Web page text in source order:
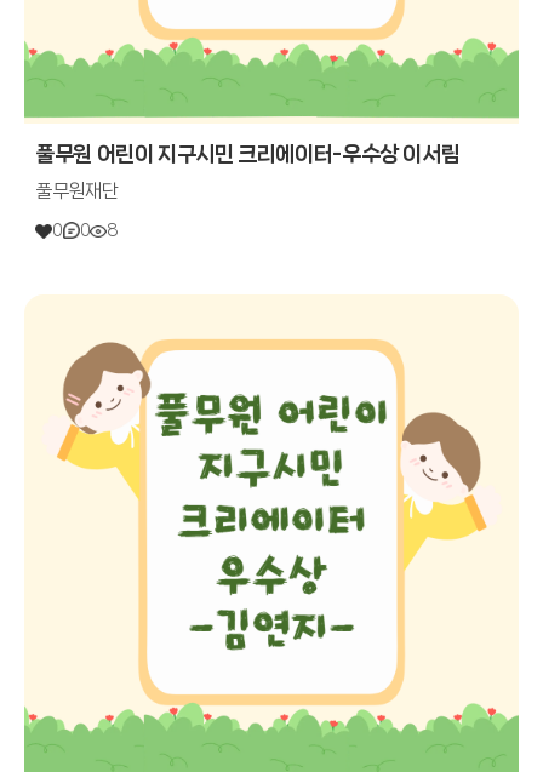
풀무원 어린이 지구시민 크리에이터-우수상 이서림
풀무원재단
0 0 8